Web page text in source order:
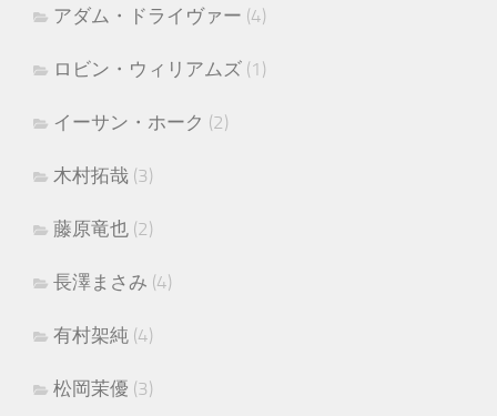
アダム・ドライヴァー (4)
ロビン・ウィリアムズ (1)
イーサン・ホーク (2)
木村拓哉 (3)
藤原竜也 (2)
長澤まさみ (4)
有村架純 (4)
松岡茉優 (3)